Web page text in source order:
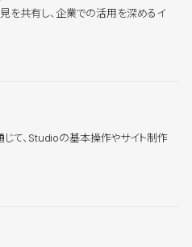
を共有し、企業での活用を深めるイ
て、Studioの基本操作やサイト制作